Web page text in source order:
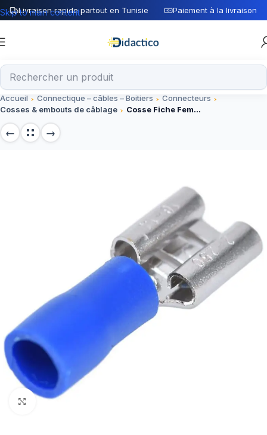
Livraison rapide partout en Tunisie Paiement à la livraison
Skip to main content
Accueil Connectique – câbles – Boitiers
Connecteurs
Cosses & embouts de câblage
Cosse Fiche Femelle Bleu FDD2-250, Connecteur Électrique 250V
Click to enlarge